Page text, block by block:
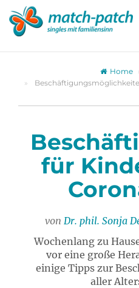
Home
für
von Dr. phil. Sonja
Wochenlang zu
vor eine große
einige Tipps zur
aller